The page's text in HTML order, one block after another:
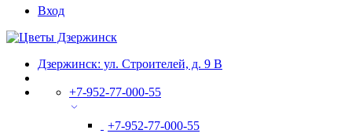
Вход
Дзержинск: ул. Строителей, д. 9 В
+7-952-77-000-55
+7-952-77-000-55